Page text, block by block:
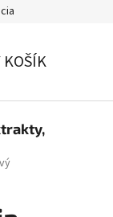
KOŠÍK
sirupy a